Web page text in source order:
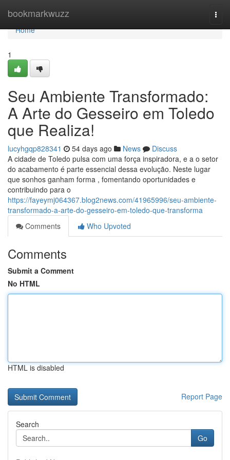
bookmarkwuzz
Home
Home
1
Seu Ambiente Transformado:
A Arte do Gesseiro em Toledo
que Realiza!
lucyhgqp828341 54 days ago News
Discuss
A cidade de Toledo pulsa com uma força inspiradora, e a o setor
do acabamento é parte essencial dessa evolução. Neste lugar
que sonhos ganham forma , fomentando oportunidades e
contribuindo para o
https://fayeymj064367.blog2news.com/41965996/seu-ambiente-
transformado-a-arte-do-gesseiro-em-toledo-que-transforma
Comments
Who Upvoted
Comments
Submit a Comment
No HTML
HTML is disabled
Report Page
Search
Go